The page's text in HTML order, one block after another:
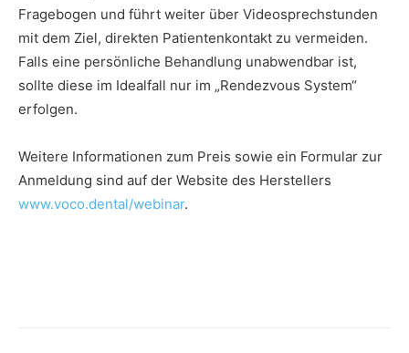
Fragebogen und führt weiter über Videosprechstunden
mit dem Ziel, direkten Patientenkontakt zu vermeiden.
Falls eine persönliche Behandlung unabwendbar ist,
sollte diese im Idealfall nur im „Rendezvous System“
erfolgen.
Weitere Informationen zum Preis sowie ein Formular zur
Anmeldung sind auf der Website des Herstellers
www.voco.dental/webinar.